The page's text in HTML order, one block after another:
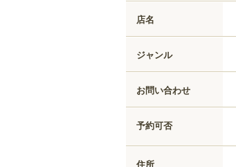
店名
ジャンル
お問い合わせ
予約可否
住所